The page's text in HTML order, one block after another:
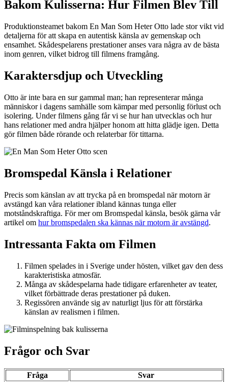
Bakom Kulisserna: Hur Filmen Blev Till
Produktionsteamet bakom En Man Som Heter Otto lade stor vikt vid
detaljerna för att skapa en autentisk känsla av gemenskap och
ensamhet. Skådespelarens prestationer anses vara några av de bästa
inom genren, vilket bidrog till filmens framgång.
Karaktersdjup och Utveckling
Otto är inte bara en sur gammal man; han representerar många
människor i dagens samhälle som kämpar med personlig förlust och
isolering. Under filmens gång får vi se hur han utvecklas och hur
hans relationer med andra hjälper honom att hitta glädje igen. Detta
gör filmen både rörande och relaterbar för tittarna.
Bromspedal Känsla i Relationer
Precis som känslan av att trycka på en bromspedal när motorn är
avstängd kan våra relationer ibland kännas tunga eller
motståndskraftiga. För mer om Bromspedal känsla, besök gärna vår
artikel om hur bromspedalen ska kännas när motorn är avstängd.
Intressanta Fakta om Filmen
Filmen spelades in i Sverige under hösten, vilket gav den dess
karakteristiska atmosfär.
Många av skådespelarna hade tidigare erfarenheter av teater,
vilket förbättrade deras prestationer på duken.
Regissören använde sig av naturligt ljus för att förstärka
känslan av realismen i filmen.
Frågor och Svar
Fråga
Svar